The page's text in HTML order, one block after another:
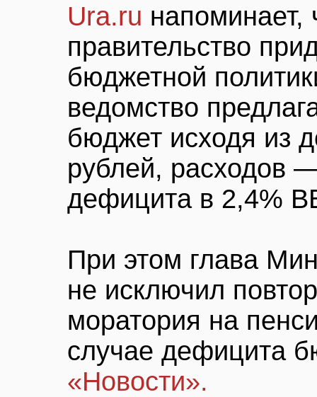
Ura.ru
правительство
бюджетной
ведомство
бюджет исходя из
рублей, расходов
дефицита в 2,4%
При этом глава
не исключил
моратория на
случае дефицита
«Новости».